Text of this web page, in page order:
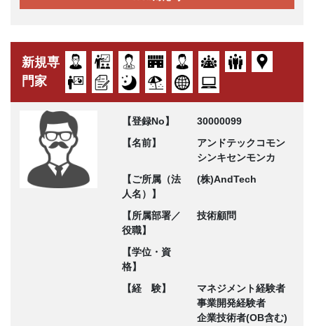
新規専
門家
【登録No】
30000099
【名前】
アンドテックコモン
シンキセンモンカ
【ご所属（法
人名）】
(株)AndTech
【所属部署／
役職】
技術顧問
【学位・資
格】
【経 験】
マネジメント経験者
事業開発経験者
企業技術者(OB含む)